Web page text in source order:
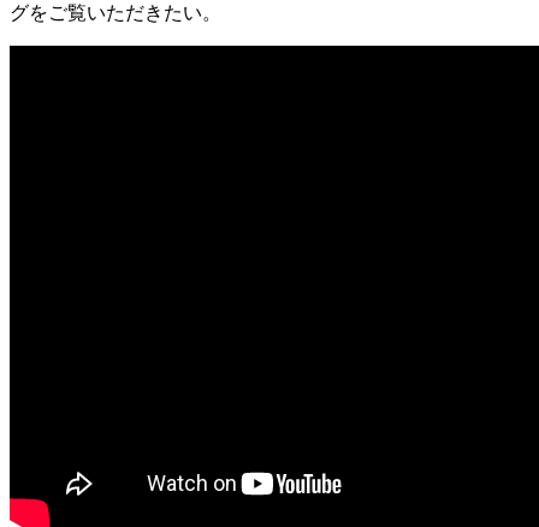
グをご覧いただきたい。